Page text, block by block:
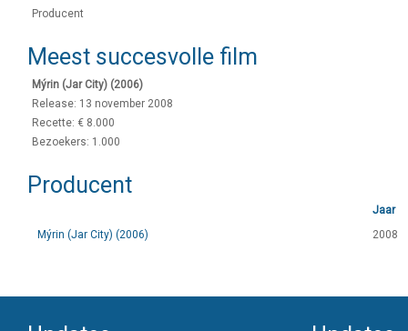
Producent
Meest succesvolle film
Mýrin (Jar City) (2006)
Release: 13 november 2008
Recette: € 8.000
Bezoekers: 1.000
Producent
Jaar
Mýrin (Jar City) (2006)
2008